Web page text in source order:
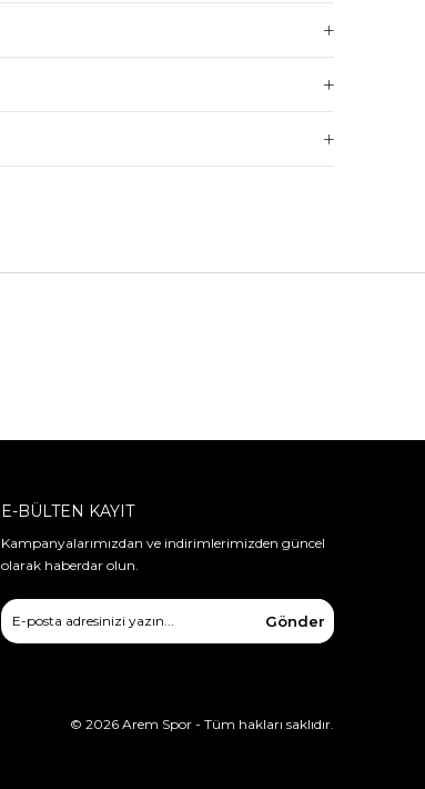
E-BÜLTEN KAYIT
Kampanyalarımızdan ve indirimlerimizden güncel
olarak haberdar olun.
Gönder
© 2026 Arem Spor - Tüm hakları saklıdır.